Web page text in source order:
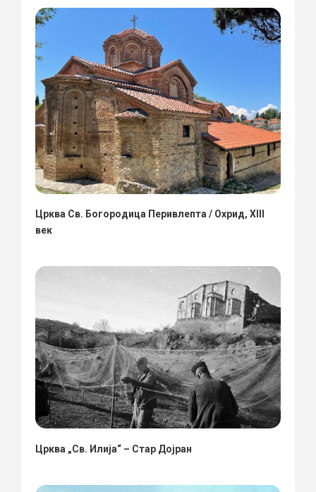
Црква Св. Богородица Перивлепта / Охрид, XIII
век
Црква „Св. Илија“ – Стар Дојран